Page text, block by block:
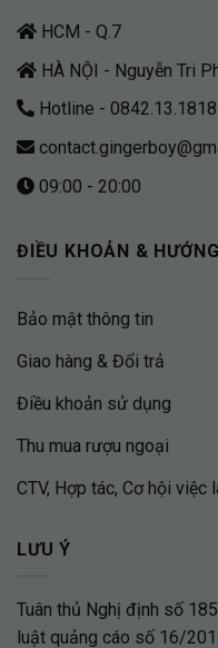
HCM - Q.7
HÀ NỘI - Nguyễn Tri
Hotline -
09:00 - 20:00
ĐIỀU KHOẢN &
Bảo mật thông tin
Giao hàng & Đổi trả
Điều khoản sử dụng
Thu mua rượu ngoại
CTV, Hợp tác, Cơ hội việc
LƯU Ý
Tuân thủ Nghị định số
luật quảng cáo số 16/